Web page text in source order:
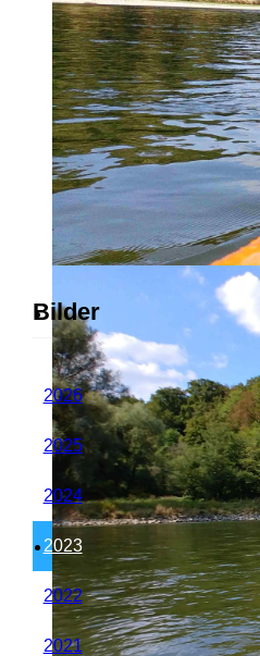
Bilder
2026
2025
2024
2023
2022
2021